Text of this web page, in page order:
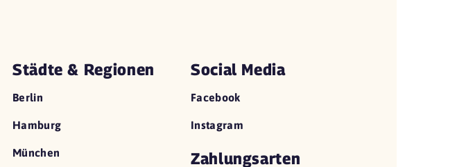
Städte & Regionen
Berlin
Hamburg
München
Social Media
Facebook
Instagram
Zahlungsarten